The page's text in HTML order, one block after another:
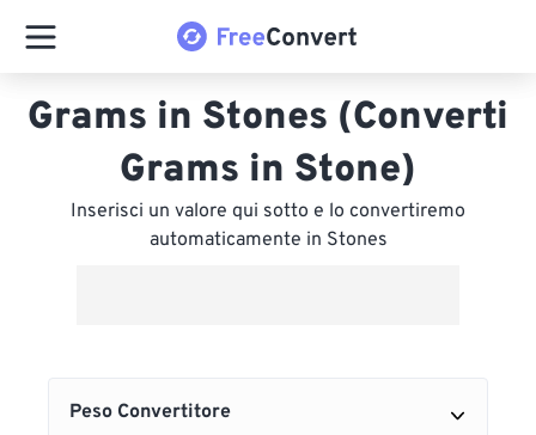
Grams in Stones (Converti
Grams in Stone)
Inserisci un valore qui sotto e lo convertiremo
automaticamente in Stones